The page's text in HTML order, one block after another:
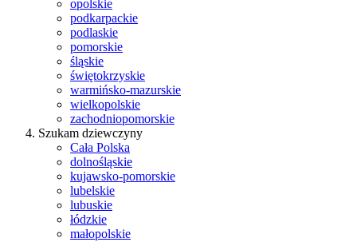
opolskie
podkarpackie
podlaskie
pomorskie
śląskie
świętokrzyskie
warmińsko-mazurskie
wielkopolskie
zachodniopomorskie
Szukam dziewczyny
Cała Polska
dolnośląskie
kujawsko-pomorskie
lubelskie
lubuskie
łódzkie
małopolskie